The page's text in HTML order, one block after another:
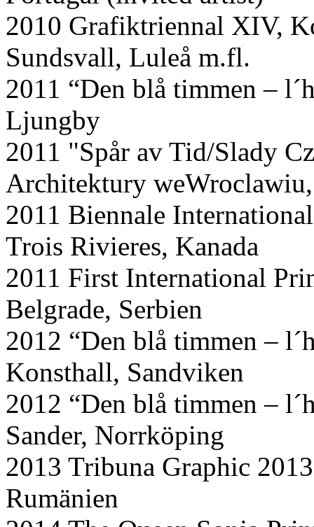
2010 Grafiktriennal XIV,
Sundsvall, Luleå m.fl.
2011 “Den blå timmen –
Ljungby
2011 "Spår av Tid/Slady
Architektury
2011 Biennale
Trois Rivieres, Kanada
2011 First International
Belgrade, Serbien
2012 “Den blå timmen –
Konsthall, Sandviken
2012 “Den blå timmen –
Sander, Norrköping
2013 Tribuna Graphic
Rumänien